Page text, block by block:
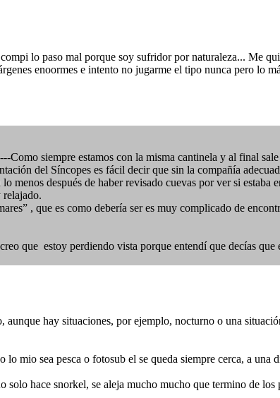
lo paso mal porque soy sufridor por naturaleza... Me
enoormes e intento no jugarme el tipo nunca pero lo
siempre estamos con la misma cantinela y al final
del Síncopes es fácil decir que sin la compañía
menos después de haber revisado cuevas por ver si
, que es como debería ser es muy complicado de
que estoy perdiendo vista porque entendí que decías
aunque hay situaciones, por ejemplo, nocturno o una
mio sea pesca o fotosub el se queda siempre cerca, a una
hace snorkel, se aleja mucho mucho que termino de